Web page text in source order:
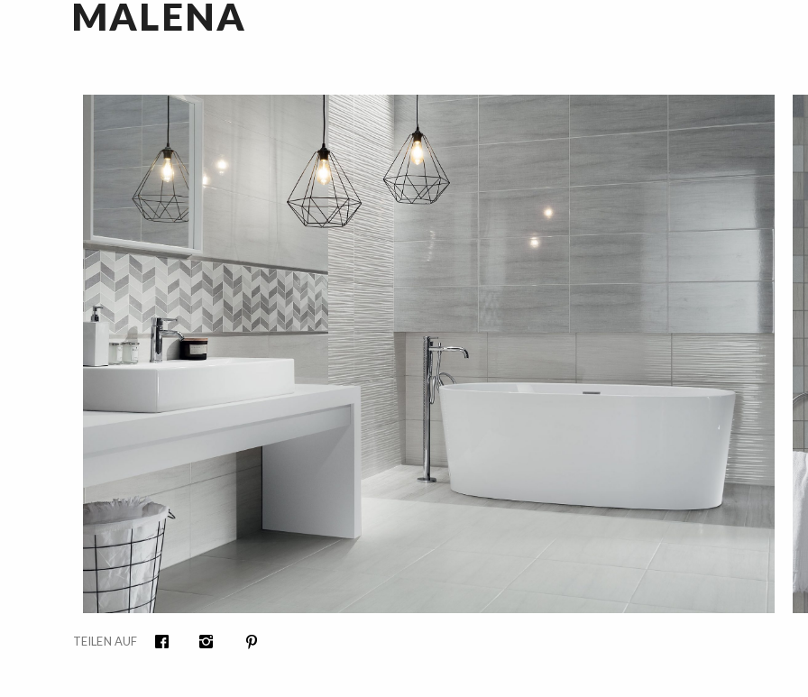
MALENA
TEILEN AUF Facebook Instagram